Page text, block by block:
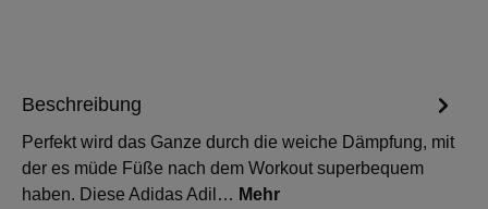
Beschreibung
Perfekt wird das Ganze durch die weiche Dämpfung, mit
der es müde Füße nach dem Workout superbequem
haben. Diese Adidas Adil… Mehr